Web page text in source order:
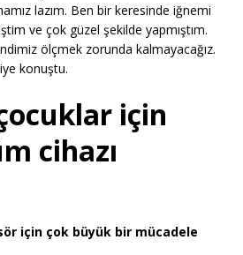
lazım. Ben bir keresinde iğnemi
ve çok güzel şekilde yapmıştım.
ölçmek zorunda kalmayacağız.
konuştu.
için
cihazı
için çok büyük bir mücadele